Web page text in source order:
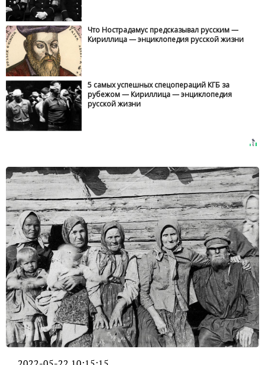
Что Нострадамус предсказывал русским —
Кириллица — энциклопедия русской жизни
5 самых успешных спецопераций КГБ за
рубежом — Кириллица — энциклопедия
русской жизни